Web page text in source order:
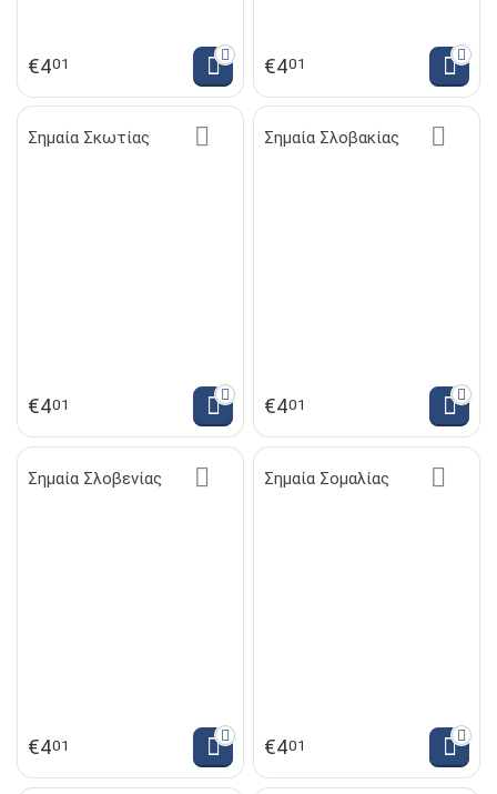
€401 €401
Σημαία Σκωτίας
€401
Σημαία Σλοβακίας
€401
Σημαία Σλοβενίας
€401
Σημαία Σομαλίας
€401